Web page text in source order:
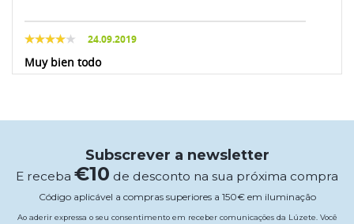
24.09.2019
Muy bien todo
12.11.2018
El producto parece un poco endeble
Subscrever a newsletter
E receba €10 de desconto na sua próxima compra
Código aplicável a compras superiores a 150€ em iluminação
Ao aderir expressa o seu consentimento em receber comunicações da Lúzete. Você